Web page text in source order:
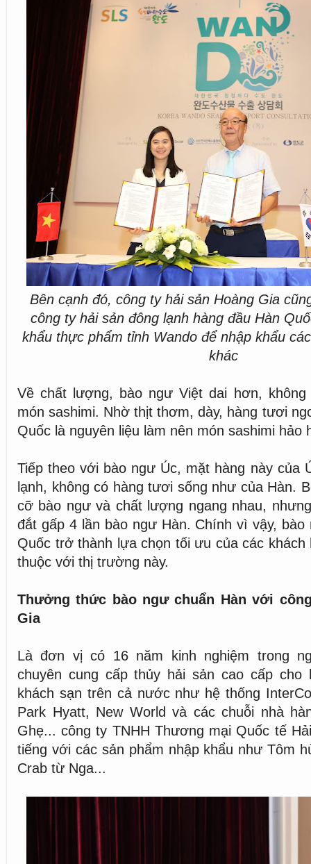
Bên cạnh đó, công ty hải sản Hoàng Gia
công ty hải sản đông lạnh hàng đầu Hàn
khẩu thực phẩm tỉnh Wando để nhập khẩu
khác
Về chất lượng, bào ngư Việt dai hơn,
món sashimi. Nhờ thịt thơm, dày, hàng tươi
Quốc là nguyên liệu làm nên món sashimi hảo
Tiếp theo với bào ngư Úc, mặt hàng này của
lạnh, không có hàng tươi sống như của Hàn.
cỡ bào ngư và chất lượng ngang nhau,
đắt gấp 4 lần bào ngư Hàn. Chính vì vậy, bào
Quốc trở thành lựa chọn tối ưu của các khách
thuộc với thị trường này.
Thưởng thức bào ngư chuẩn Hàn với
Gia
Là đơn vị có 16 năm kinh nghiệm trong
chuyên cung cấp thủy hải sản cao cấp cho
khách sạn trên cả nước như hệ thống
Park Hyatt, New World và các chuỗi nhà
Ghẹ... công ty TNHH Thương mại Quốc tế
tiếng với các sản phẩm nhập khẩu như Tôm
Crab từ Nga...